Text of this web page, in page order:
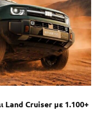
Land Cruiser με 1.100+